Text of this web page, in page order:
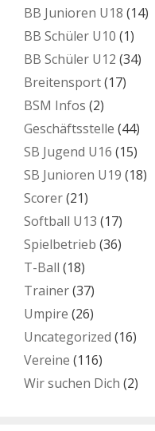
BB Junioren U18 (14)
BB Schüler U10 (1)
BB Schüler U12 (34)
Breitensport(17)
BSM Infos (2)
Geschäftsstelle (44)
SB Jugend U16 (15)
SB Junioren U19 (18)
Scorer(21)
Softball U13 (17)
Spielbetrieb (36)
T-Ball (18)
Trainer(37)
Umpire (26)
Uncategorized (16)
Vereine (116)
Wir suchen Dich (2)